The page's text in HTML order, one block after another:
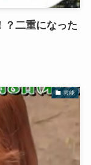
？二重になった
芸能